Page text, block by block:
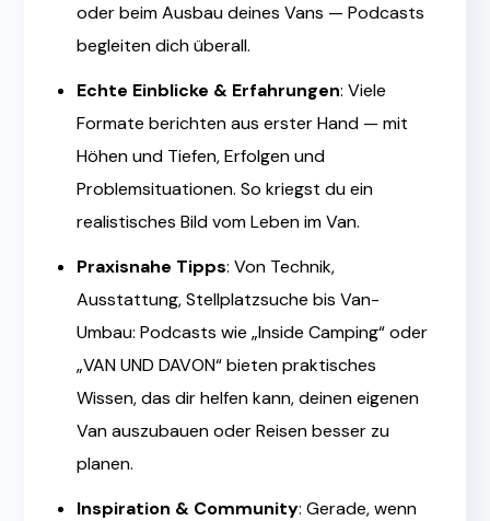
oder beim Ausbau deines Vans — Podcasts
begleiten dich überall.
Echte Einblicke & Erfahrungen: Viele
Formate berichten aus erster Hand — mit
Höhen und Tiefen, Erfolgen und
Problemsituationen. So kriegst du ein
realistisches Bild vom Leben im Van.
Praxisnahe Tipps: Von Technik,
Ausstattung, Stellplatzsuche bis Van-
Umbau: Podcasts wie „Inside Camping“ oder
„VAN UND DAVON“ bieten praktisches
Wissen, das dir helfen kann, deinen eigenen
Van auszubauen oder Reisen besser zu
planen.
Inspiration & Community: Gerade, wenn